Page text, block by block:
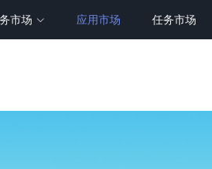
市场 应用市场 任务市场